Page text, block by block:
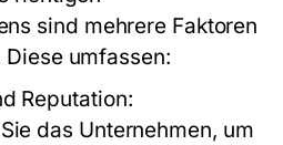
sind mehrere Faktoren
umfassen:
Reputation:
das Unternehmen, um